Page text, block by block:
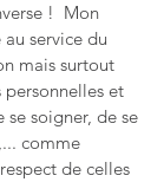
!  Mon
service du
mais surtout
et
soigner, de se
comme
de celles